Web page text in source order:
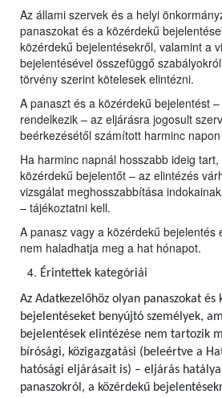
Az állami szervek és a helyi
panaszokat és a közérdekű
közérdekű bejelentésekről, valamint a
bejelentésével összefüggő
törvény szerint kötelesek elintézni.
A panaszt és a közérdekű bejelentést
rendelkezik – az eljárásra jogosult
beérkezésétől számított harminc
Ha harminc napnál hosszabb ideig
közérdekű bejelentőt – az elintézés
vizsgálat meghosszabbítása
– tájékoztatni kell.
A panasz vagy a közérdekű bejelentés
nem haladhatja meg a hat hónapot.
Érintettek kategóriái
Az Adatkezelőhöz olyan panaszokat és
bejelentéseket benyújtó személyek,
bejelentések elintézése nem tartozik
bírósági, közigazgatási (beleértve a
hatósági eljárásait is) – eljárás
panaszokról, a közérdekű